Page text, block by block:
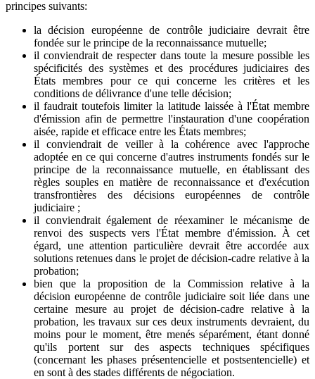
principes suivants:
la décision européenne de contrôle judiciaire devrait être
fondée sur le principe de la reconnaissance mutuelle;
il conviendrait de respecter dans toute la mesure possible les
spécificités des systèmes et des procédures judiciaires des
États membres pour ce qui concerne les critères et les
conditions de délivrance d'une telle décision;
il faudrait toutefois limiter la latitude laissée à l'État membre
d'émission afin de permettre l'instauration d'une coopération
aisée, rapide et efficace entre les États membres;
il conviendrait de veiller à la cohérence avec l'approche
adoptée en ce qui concerne d'autres instruments fondés sur le
principe de la reconnaissance mutuelle, en établissant des
règles souples en matière de reconnaissance et d'exécution
transfrontières des décisions européennes de contrôle
judiciaire ;
il conviendrait également de réexaminer le mécanisme de
renvoi des suspects vers l'État membre d'émission. À cet
égard, une attention particulière devrait être accordée aux
solutions retenues dans le projet de décision-cadre relative à la
probation;
bien que la proposition de la Commission relative à la
décision européenne de contrôle judiciaire soit liée dans une
certaine mesure au projet de décision-cadre relative à la
probation, les travaux sur ces deux instruments devraient, du
moins pour le moment, être menés séparément, étant donné
qu'ils portent sur des aspects techniques spécifiques
(concernant les phases présentencielle et postsentencielle) et
en sont à des stades différents de négociation.